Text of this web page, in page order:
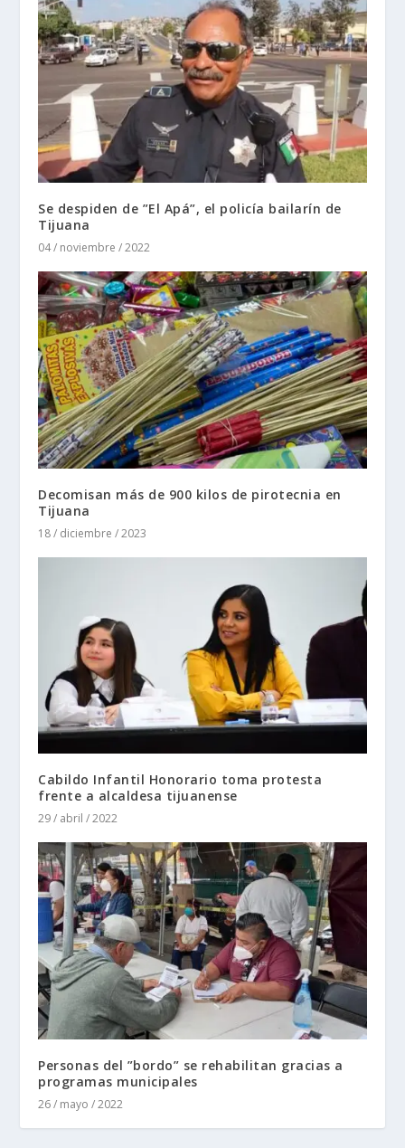
Se despiden de ”El Apá”, el policía bailarín de
Tijuana
04 / noviembre / 2022
Decomisan más de 900 kilos de pirotecnia en
Tijuana
18 / diciembre / 2023
Cabildo Infantil Honorario toma protesta
frente a alcaldesa tijuanense
29 / abril / 2022
Personas del ”bordo” se rehabilitan gracias a
programas municipales
26 / mayo / 2022